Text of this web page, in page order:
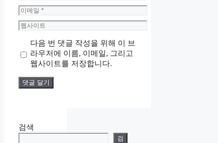
름
이
메
일
웹
트
다음 번 댓글 작성을 위해 이 브
라우저에 이름, 이메일, 그리고
웹사이트를 저장합니다.
검색
검